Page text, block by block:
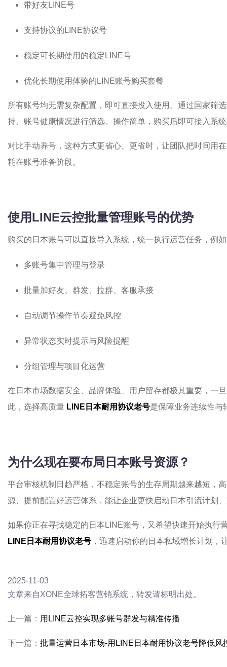
带好友LINE号
支持协议的LINE协议号
稳定可长期使用的稳定LINE号
优化长期使用体验的LINE账号购买套餐
所有账号均无需复杂配置，即可直接投入使用。通过国家筛
持、账号健康情况进行筛选。操作简单，购买后即可接入系
对比手动养号，这种方式更省心、更省时，让团队把时间用
耗在账号准备阶段。
使用LINE云控批量管理账号的优势
购买的日本账号可以直接导入系统，统一执行运营任务，例
多账号集中管理与登录
批量加好友、群发、拉群、客服承接
自动调节操作节奏避免风控
异常状态实时提示与风险提醒
分组管理与项目化运营
在日本市场数据安全、品牌体验、用户留存都极其重要，一
此，选择高质量 LINE日本耐用协议老号是保障业务连续性与
为什么现在要布局日本账号资源？
平台审核机制日趋严格，不稳定账号的生存周期越来越短，
源、提前配置好运营体系，能让企业更快启动日本引流计划
如果你正在寻找稳定的日本LINE账号，又希望快速开始执行
LINE日本耐用协议老号 ，迅速启动你的日本私域增长计划
2025-11-03
文章来自XONE全球拓客营销系统，转发请标明出处。
上一篇： 用LINE云控实现多账号群发与精准传播
下一篇： 批量运营日本市场-用LINE日本耐用协议老号降低风